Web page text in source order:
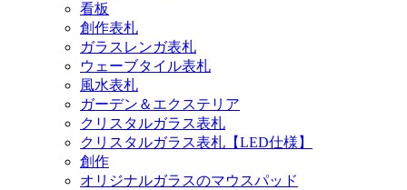
看板
創作表札
ガラスレンガ表札
ウェーブタイル表札
風水表札
ガーデン＆エクステリア
クリスタルガラス表札
クリスタルガラス表札【LED仕様】
創作
オリジナルガラスのマウスパッド